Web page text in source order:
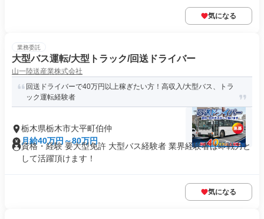
気になる
業務委託
大型バス運転/大型トラック/回送ドライバー
山一陸送産業株式会社
回送ドライバーで40万円以上稼ぎたい方！高収入/大型バス、トラ
ック運転経験者
栃木県栃木市大平町伯仲
月給40万円～80万円
資格・経験 要大型免許 大型バス経験者 業界経験者は即戦力と
して活躍頂けます！
気になる